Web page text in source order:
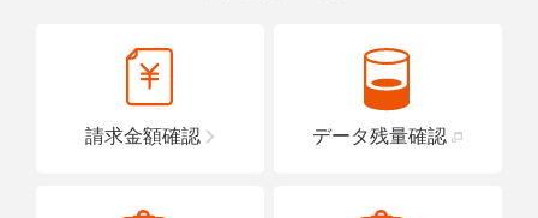
請求金額確認 データ残量確認